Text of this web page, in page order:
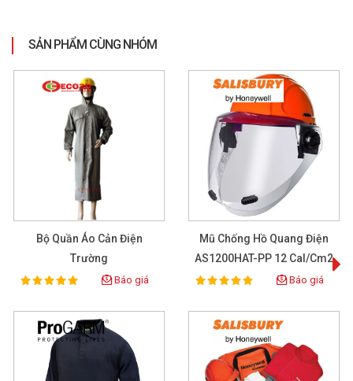
SẢN PHẨM CÙNG NHÓM
Bộ Quần Áo Cản Điện
Trường
Rating:
100% Báo giá
Mũ Chống Hồ Quang Điện
AS1200HAT-PP 12 Cal/cm2
Rating:
100% Báo giá